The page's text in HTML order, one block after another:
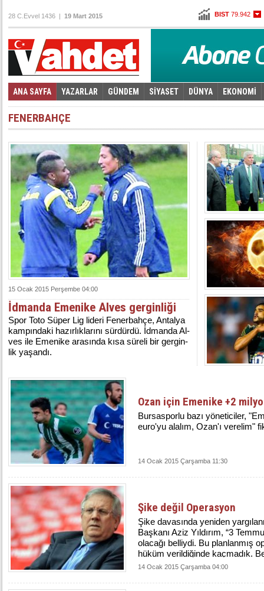
Euro 2,7845
28 C.Evvel 1436 | 19 Mart 2015
ANA SAYFA YAZARLAR GÜNDEM SİYASET DÜNYA EKONOMİ
Foto Galeri | Video Galeri
FENERBAHÇE
15 Ocak 2015 Perşembe 04:00
İdmanda Emenike Alves gerginliği
Spor To­to Sü­per Lig li­de­ri Fe­ner­bah­çe, An­tal­ya
kam­pın­da­ki ha­zır­lık­la­rı­nı sür­dür­dü. İd­man­da Al­
ves ile Eme­ni­ke ara­sın­da kı­sa sü­re­li bir ger­gin­
lik ya­şan­dı.
Ozan için Emenike +2
Bursasporlu bazı yöneticiler,
euro'yu alalım, Ozan'ı verelim"
14 Ocak 2015 Çarşamba 11:30
Şike değil Operasyon
Şike davasında yeniden
Başkanı Aziz Yıldırım, “3
olacağı belliydi. Bu planlanmış
hüküm verildiğinde kaçmadık.
14 Ocak 2015 Çarşamba 04:00